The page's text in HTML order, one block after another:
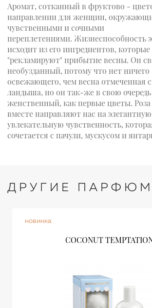
Аромат, сотканный в фруктово -
направлении для женщин,
чувственными и сочными
переплетениями. Жизнеспособность
исходит из его ингредиентов,
"рекламируют" прибытие весны. Он
необузданный, потому что нет ничего
освежающего, чем весна отмеченная
ландыша, но он так-же в свою
женственный, как первые цветы.
вместе направляют нас на
увлекательную чувственность,
сочетается с пачули, мускусом и
ДРУГИЕ
новинка
COCONUT